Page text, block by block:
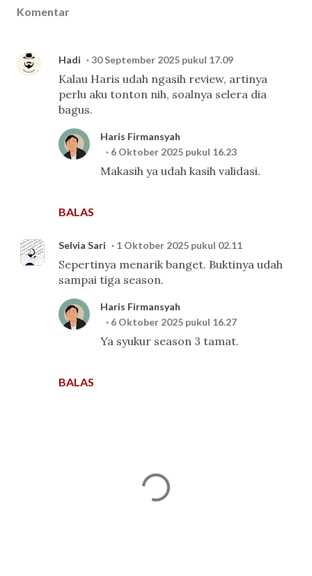
Komentar
Hadi 30 September 2025 pukul 17.09
Kalau Haris udah ngasih review, artinya
perlu aku tonton nih, soalnya selera dia
bagus.
BALAS
Haris Firmansyah
6 Oktober 2025 pukul 16.23
Makasih ya udah kasih validasi.
Selvia Sari 1 Oktober 2025 pukul 02.11
Sepertinya menarik banget. Buktinya udah
sampai tiga season.
BALAS
Haris Firmansyah
6 Oktober 2025 pukul 16.27
Ya syukur season 3 tamat.